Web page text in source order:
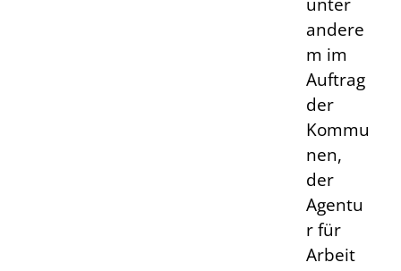
andere
m im
Auftrag
der
Kommu
nen,
der
Agentu
r für
Arbeit